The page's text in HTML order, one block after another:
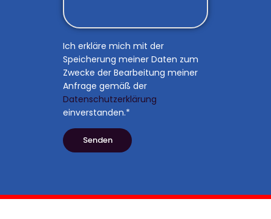
Ich erkläre mich mit der
Speicherung meiner Daten zum
Zwecke der Bearbeitung meiner
Anfrage gemäß der
Datenschutzerklärung
einverstanden.*